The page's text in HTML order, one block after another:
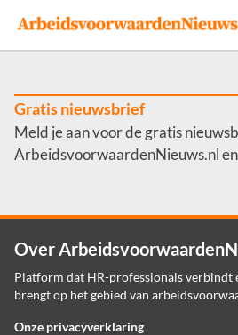
Events
Adverteren
Werkgevers
Contact
Gratis nieuwsbrief
Meld je aan voor de gratis
ArbeidsvoorwaardenNieuws.nl en
Over
Platform dat HR-professionals verbindt
brengt op het gebied van
Onze privacyverklaring